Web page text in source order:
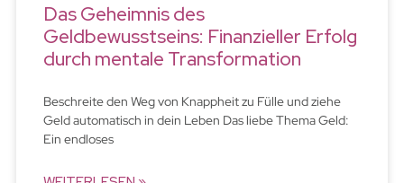
Das Geheimnis des
Geldbewusstseins: Finanzieller Erfolg
durch mentale Transformation
Beschreite den Weg von Knappheit zu Fülle und ziehe
Geld automatisch in dein Leben Das liebe Thema Geld:
Ein endloses